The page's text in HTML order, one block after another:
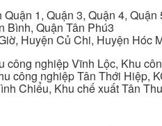
1, Quận 3, Quận 4,
Bình, Quận Tân Phú3
Huyện Củ Chi, Huyện Hóc
nghiệp Vĩnh Lộc, Khu
công nghiệp Tân Thới Hiệp,
Chiểu, Khu chế xuất Tân